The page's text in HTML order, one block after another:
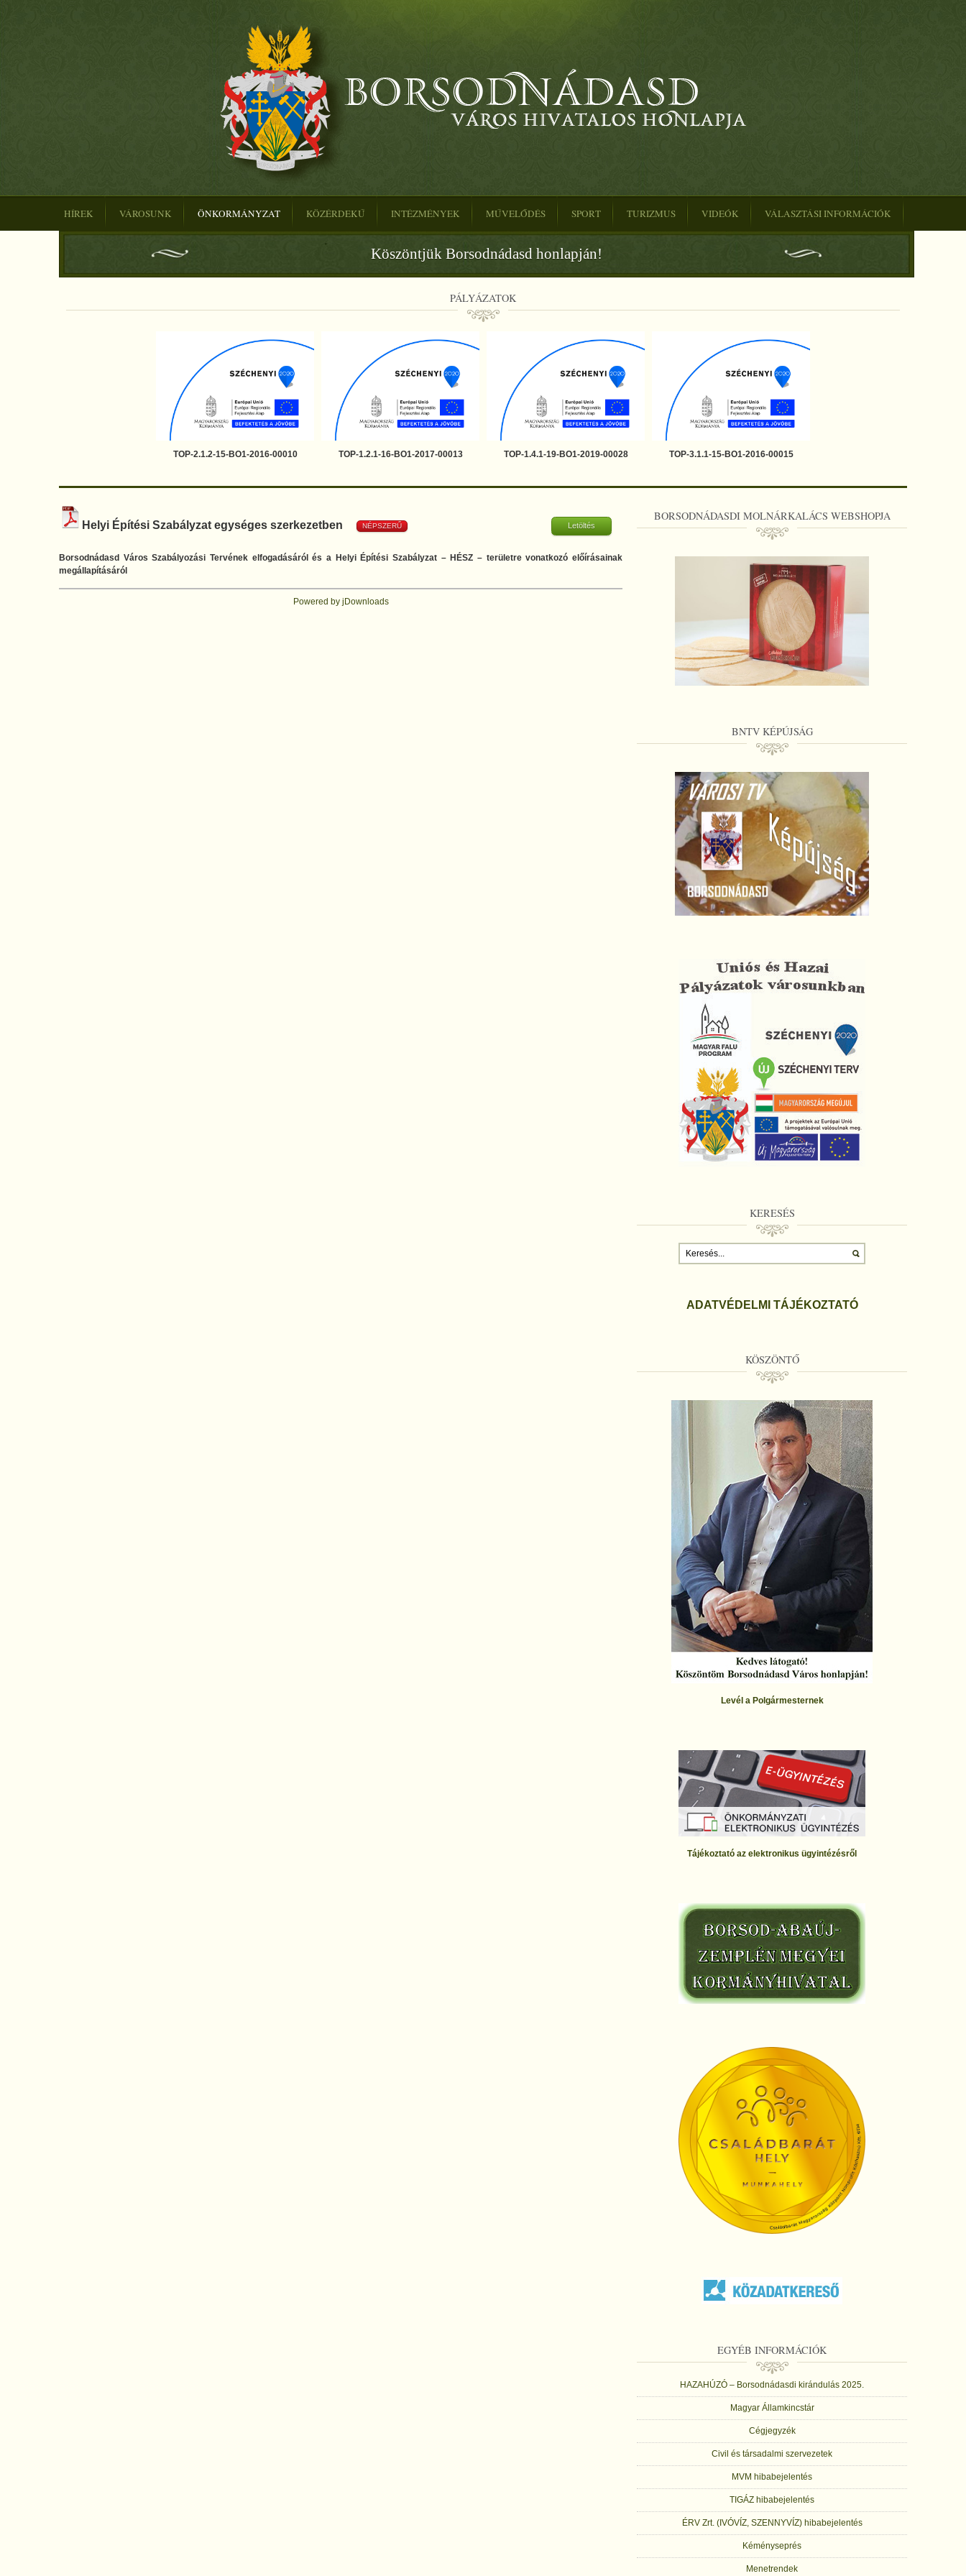
HÍREK VÁROSUNK ÖNKORMÁNYZAT KÖZÉRDEKŰ INTÉZMÉNYEK MŰVELŐDÉS SPORT TURIZMUS VIDEÓK VÁLASZTÁSI INFORMÁCIÓK
Köszöntjük Borsodnádasd honlapján!
PÁLYÁZATOK
TOP-2.1.2-15-BO1-2016-00010 TOP-1.2.1-16-BO1-2017-00013 TOP-1.4.1-19-BO1-2019-00028 TOP-3.1.1-15-BO1-2016-00015
Helyi Építési Szabályzat egységes szerkezetben NÉPSZERŰ Letöltés
Borsodnádasd Város Szabályozási Tervének elfogadásáról és a Helyi Építési Szabályzat – HÉSZ – területre vonatkozó előírásainak
megállapításáról
Powered by jDownloads
BORSODNÁDASDI MOLNÁRKALÁCS WEBSHOPJA
BNTV KÉPÚJSÁG
KERESÉS
ADATVÉDELMI TÁJÉKOZTATÓ
KÖSZÖNTŐ
Levél a Polgármesternek
Tájékoztató az elektronikus ügyintézésről
EGYÉB INFORMÁCIÓK
HAZAHÚZÓ – Borsodnádasdi kirándulás 2025.
Magyar Államkincstár
Cégjegyzék
Civil és társadalmi szervezetek
MVM hibabejelentés
TIGÁZ hibabejelentés
ÉRV Zrt. (IVÓVÍZ, SZENNYVÍZ) hibabejelentés
Kéményseprés
Menetrendek